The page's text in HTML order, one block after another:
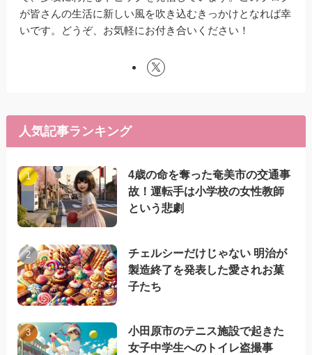
が皆さんの生活に新しい風を吹き込むきっかけとなれば幸
いです。どうぞ、お気軽にお付き合いください！
人気記事ランキング
4歳の命を奪った奄美市の交通事
故！運転手は小学校の女性教師
という悲劇
チェルシーだけじゃない 明治が
製造終了を発表した愛されお菓
子たち
小田原市のテニス施設で起きた
女子中学生へのトイレ盗撮事